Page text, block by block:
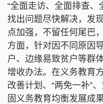
“全面走访、全面排查、
找出问题尽快解决，发
点加强，不留任何尾巴
方面，针对因不同原因
户、边缘易致贫户等群
增收办法。在义务教育
改善计划、“两免一补”
固义务教育均衡发展成